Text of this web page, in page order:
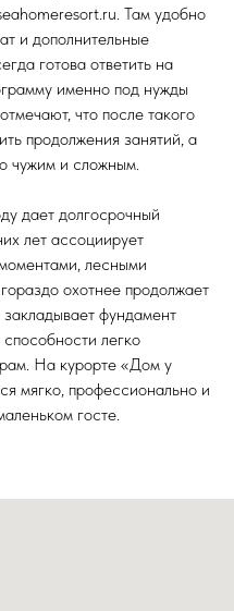
Там удобно
и дополнительные
готова ответить на
именно под нужды
что после такого
продолжения занятий, а
чужим и сложным.
дает долгосрочный
лет ассоциирует
лесными
охотнее продолжает
фундамент
легко
На курорте «Дом у
мягко, профессионально и
госте.